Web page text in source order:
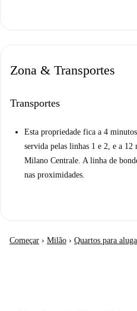
Zona & Transportes
Transportes
Esta propriedade fica a 4
servida pelas linhas 1 e 2, e a 12
Milano Centrale. A linha de
nas proximidades.
Começar › Milão › Quartos para